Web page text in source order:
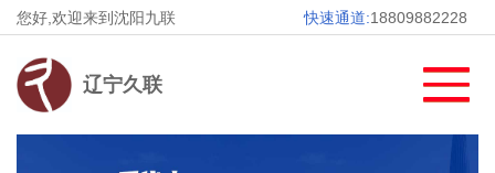
您好,欢迎来到沈阳九联 快速通道:18809882228
辽宁久联